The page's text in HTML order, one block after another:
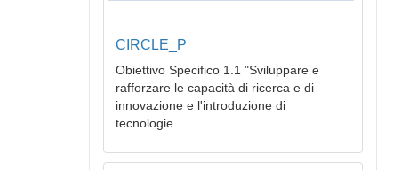
CIRCLE_P
Obiettivo Specifico 1.1 "Sviluppare e
rafforzare le capacità di ricerca e di
innovazione e l'introduzione di
tecnologie...